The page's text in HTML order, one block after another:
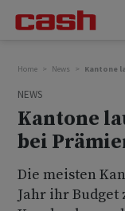
Home News Kantone
NEWS
Kantone
bei
Die meisten
Jahr ihr